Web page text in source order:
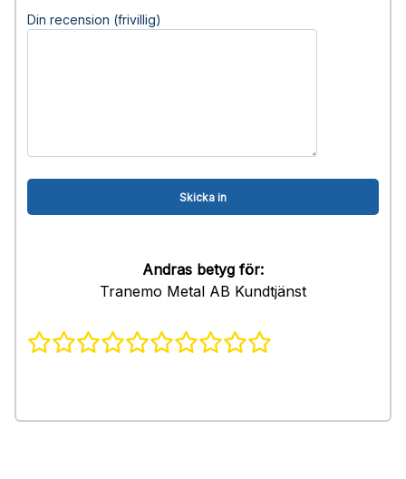
Din recension (frivillig)
Andras betyg för:
Tranemo Metal AB Kundtjänst